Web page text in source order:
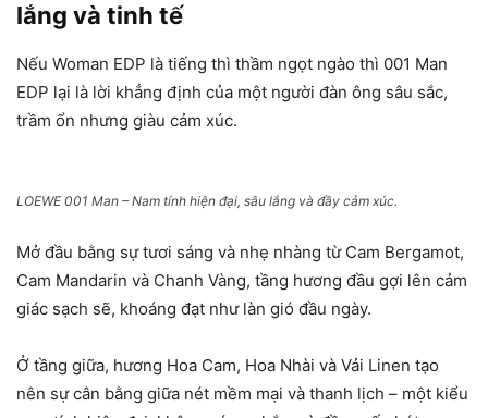
lắng và tinh tế
Nếu Woman EDP là tiếng thì thầm ngọt ngào thì 001 Man
EDP lại là lời khẳng định của một người đàn ông sâu sắc,
trầm ổn nhưng giàu cảm xúc.
LOEWE 001 Man – Nam tính hiện đại, sâu lắng và đầy cảm xúc.
Mở đầu bằng sự tươi sáng và nhẹ nhàng từ Cam Bergamot,
Cam Mandarin và Chanh Vàng, tầng hương đầu gợi lên cảm
giác sạch sẽ, khoáng đạt như làn gió đầu ngày.
Ở tầng giữa, hương Hoa Cam, Hoa Nhài và Vải Linen tạo
nên sự cân bằng giữa nét mềm mại và thanh lịch – một kiểu